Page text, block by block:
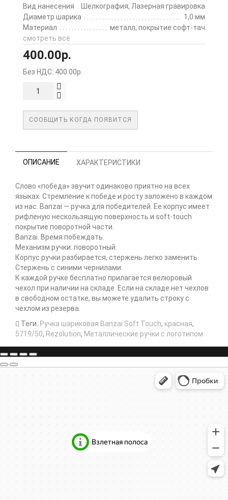
Вид нанесения
Шелкография, Лазерная гравировка
Диаметр шарика
1,0 мм
Материал
металл, покрытие софт-тач
смотреть все
400.00р.
Без НДС: 400.00р.
СООБЩИТЬ КОГДА ПОЯВИТСЯ
ОПИСАНИЕ ХАРАКТЕРИСТИКИ
Слово «победа» звучит одинаково приятно на всех
языках. Стремление к победе и росту заложено в каждом
из нас. Banzai — ручка для победителей. Ее корпус имеет
рифленую нескользящую поверхность и soft-touch
покрытие поворотной части.
Banzai. Время побеждать.
Механизм ручки: поворотный.
Корпус ручки разбирается, стержень легко заменить.
Стержень с синими чернилами.
К каждой ручке бесплатно прилагается велюровый
чехол при наличии на складе. Если на складе нет чехлов
в свободном остатке, вы можете удалить строку с
чехлом из резерва.
Теги: Ручка шариковая Banzai Soft Touch, красная,
5719/50, Rezolution, Металлические ручки с логотипом